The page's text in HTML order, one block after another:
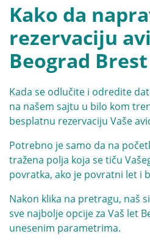
Kako da
rezervaciju
Beograd Brest
Kada se odlučite i odredite
na našem sajtu u bilo kom
besplatnu rezervaciju Vaše
Potrebno je samo da na
tražena polja koja se tiču
povratka, ako je povratni let i
Nakon klika na pretragu, naš
sve najbolje opcije za Vaš let
unesenim parametrima.